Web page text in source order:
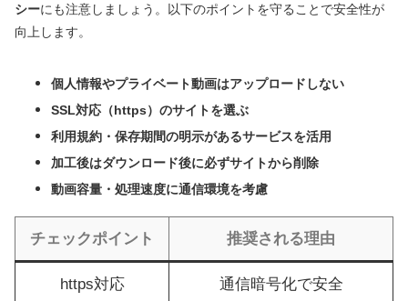
シーにも注意しましょう。以下のポイントを守ることで安全性が
向上します。
個人情報やプライベート動画はアップロードしない
SSL対応（https）のサイトを選ぶ
利用規約・保存期間の明示があるサービスを活用
加工後はダウンロード後に必ずサイトから削除
動画容量・処理速度に通信環境を考慮
チェックポイント 推奨される理由
https対応 通信暗号化で安全